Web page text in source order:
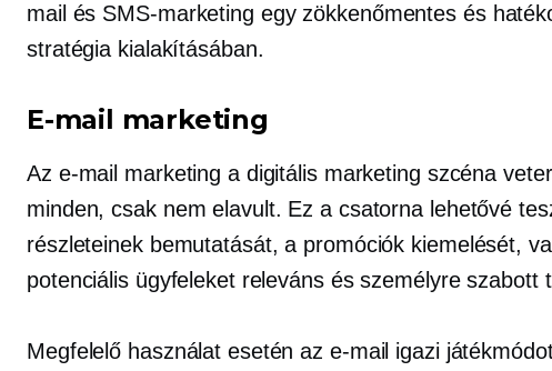
mail és SMS-marketing egy zökkenőmentes és
stratégia kialakításában.
E-mail marketing
Az e-mail marketing a digitális marketing szcéna
minden, csak nem elavult. Ez a csatorna lehetővé
részleteinek bemutatását, a promóciók kiemelését,
potenciális ügyfeleket releváns és személyre szabott
Megfelelő használat esetén az e-mail igazi